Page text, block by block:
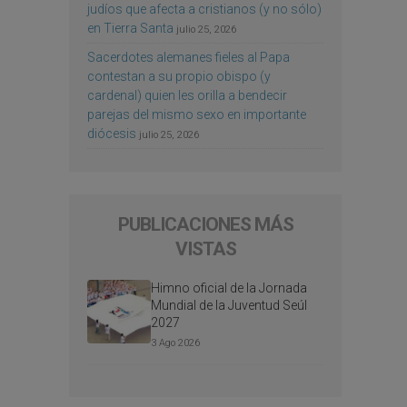
judíos que afecta a cristianos (y no sólo)
en Tierra Santa julio 25, 2026
Sacerdotes alemanes fieles al Papa
contestan a su propio obispo (y
cardenal) quien les orilla a bendecir
parejas del mismo sexo en importante
diócesis julio 25, 2026
PUBLICACIONES MÁS
VISTAS
Himno oficial de la Jornada
Mundial de la Juventud Seúl
2027
3 Ago 2026